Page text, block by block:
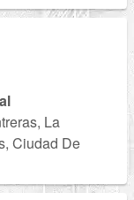
La
Ciudad De